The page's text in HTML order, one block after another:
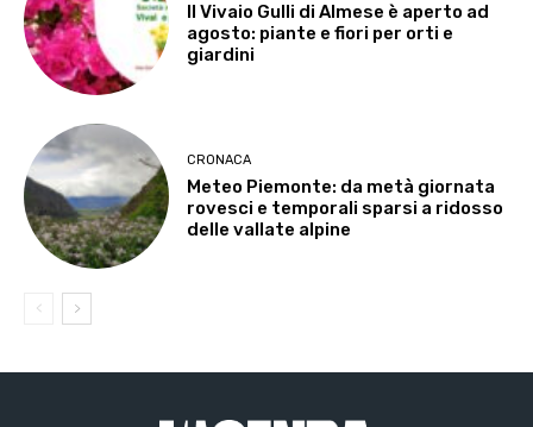
Il Vivaio Gulli di Almese è aperto ad
agosto: piante e fiori per orti e
giardini
CRONACA
Meteo Piemonte: da metà giornata
rovesci e temporali sparsi a ridosso
delle vallate alpine